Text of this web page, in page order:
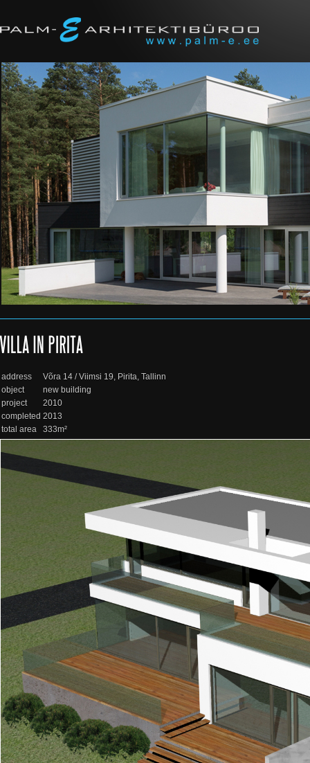
address
Võra 14 / Viimsi 19, Pirita, Tallinn
object
new building
project
2010
completed 2013
total area
333m²